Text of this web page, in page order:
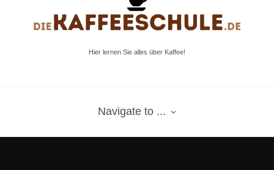
Hier lernen Sie alles über Kaffee!
Navigate to ...